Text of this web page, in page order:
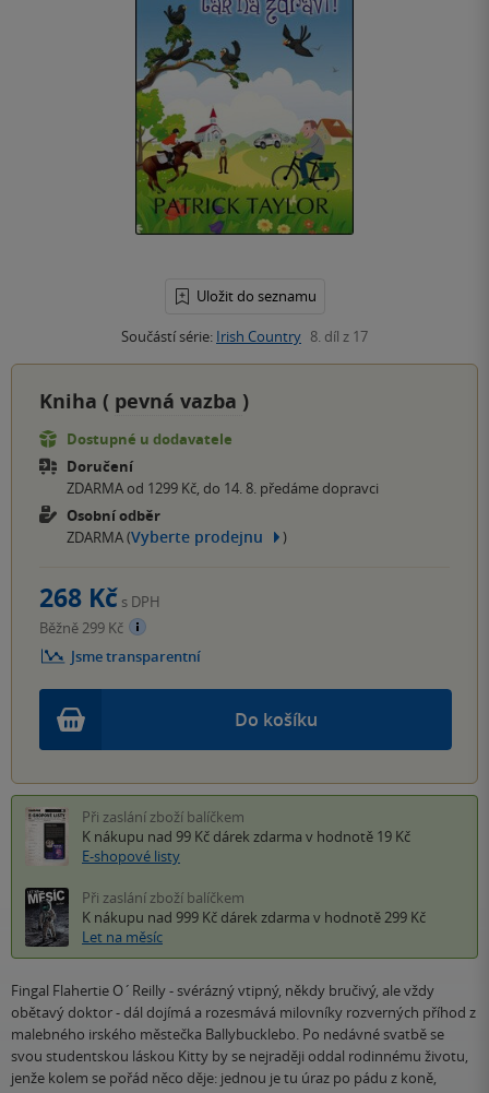
Uložit do seznamu
Součástí série: Irish Country 8. díl z 17
Kniha ( pevná vazba )
Dostupné u dodavatele
Doručení
ZDARMA od 1299 Kč, do 14. 8. předáme dopravci
Osobní odběr
ZDARMA (Vyberte prodejnu )
Do košíku
268 Kč s DPH
Běžně 299 Kč
Jsme transparentní
Při zaslání zboží balíčkem
K nákupu nad 99 Kč dárek zdarma v hodnotě 19 Kč
E-shopové listy
Při zaslání zboží balíčkem
K nákupu nad 999 Kč dárek zdarma v hodnotě 299 Kč
Let na měsíc
Fingal Flahertie O´Reilly - svérázný vtipný, někdy bručivý, ale vždy
obětavý doktor - dál dojímá a rozesmává milovníky rozverných příhod z
malebného irského městečka Ballybucklebo. Po nedávné svatbě se
svou studentskou láskou Kitty by se nejraději oddal rodinnému životu,
jenže kolem se pořád něco děje: jednou je tu úraz po pádu z koně,